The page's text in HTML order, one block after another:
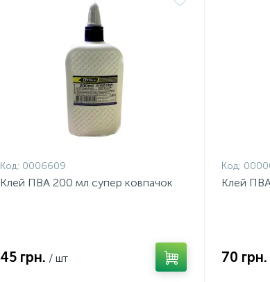
Код: 0006609
Клей ПВА 200 мл супер ковпачок
45 грн. / шт
Код:
Клей
70 грн.